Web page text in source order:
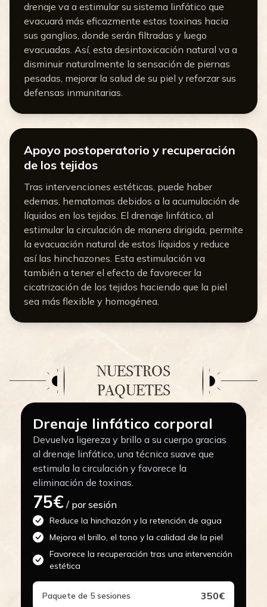
drenaje va a estimular su sistema linfático que
evacuará más eficazmente estas toxinas hacia
sus ganglios, donde serán filtradas y luego
evacuadas. Así, esta desintoxicación natural va a
disminuir naturalmente la sensación de piernas
pesadas, mejorar la salud de su piel y reforzar sus
defensas inmunitarias.
Apoyo postoperatorio y recuperación
de los tejidos
Tras intervenciones estéticas, puede haber
edemas, hematomas debidos a la acumulación de
líquidos en los tejidos. El drenaje linfático, al
estimular la circulación de manera dirigida, permite
la evacuación natural de estos líquidos y reduce
así las hinchazones. Esta estimulación va
también a tener el efecto de favorecer la
cicatrización de los tejidos haciendo que la piel
sea más flexible y homogénea.
NUESTROS
PAQUETES
Drenaje linfático corporal
Devuelva ligereza y brillo a su cuerpo gracias
al drenaje linfático, una técnica suave que
estimula la circulación y favorece la
eliminación de toxinas.
75€ / por sesión
Reduce la hinchazón y la retención de agua
Mejora el brillo, el tono y la calidad de la piel
Favorece la recuperación tras una intervención
estética
Paquete de 5 sesiones 350€